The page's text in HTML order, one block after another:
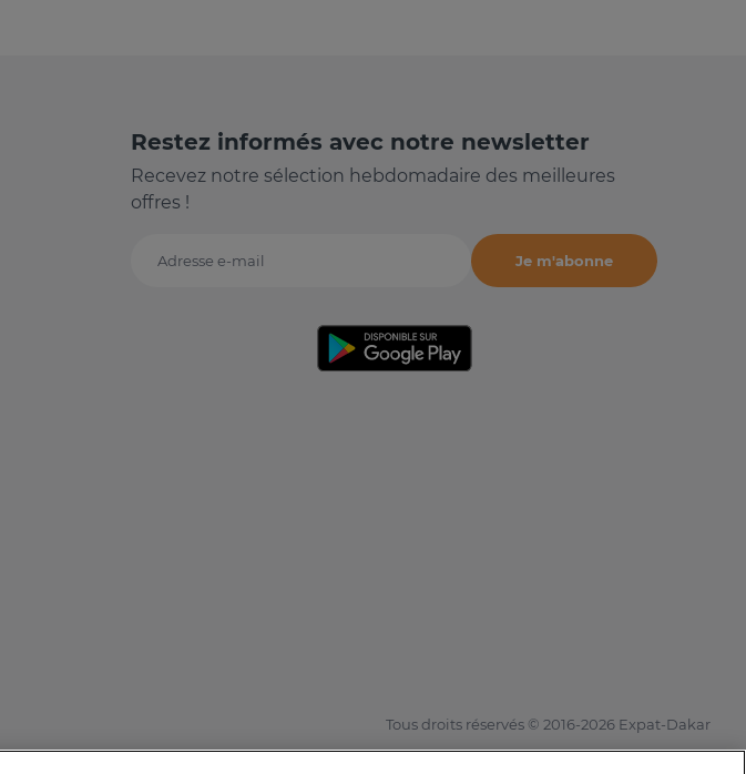
Restez informés avec notre newsletter
Recevez notre sélection hebdomadaire des meilleures
offres !
Adresse e-mail
Je m'abonne
Tous droits réservés © 2016-2026 Expat-Dakar